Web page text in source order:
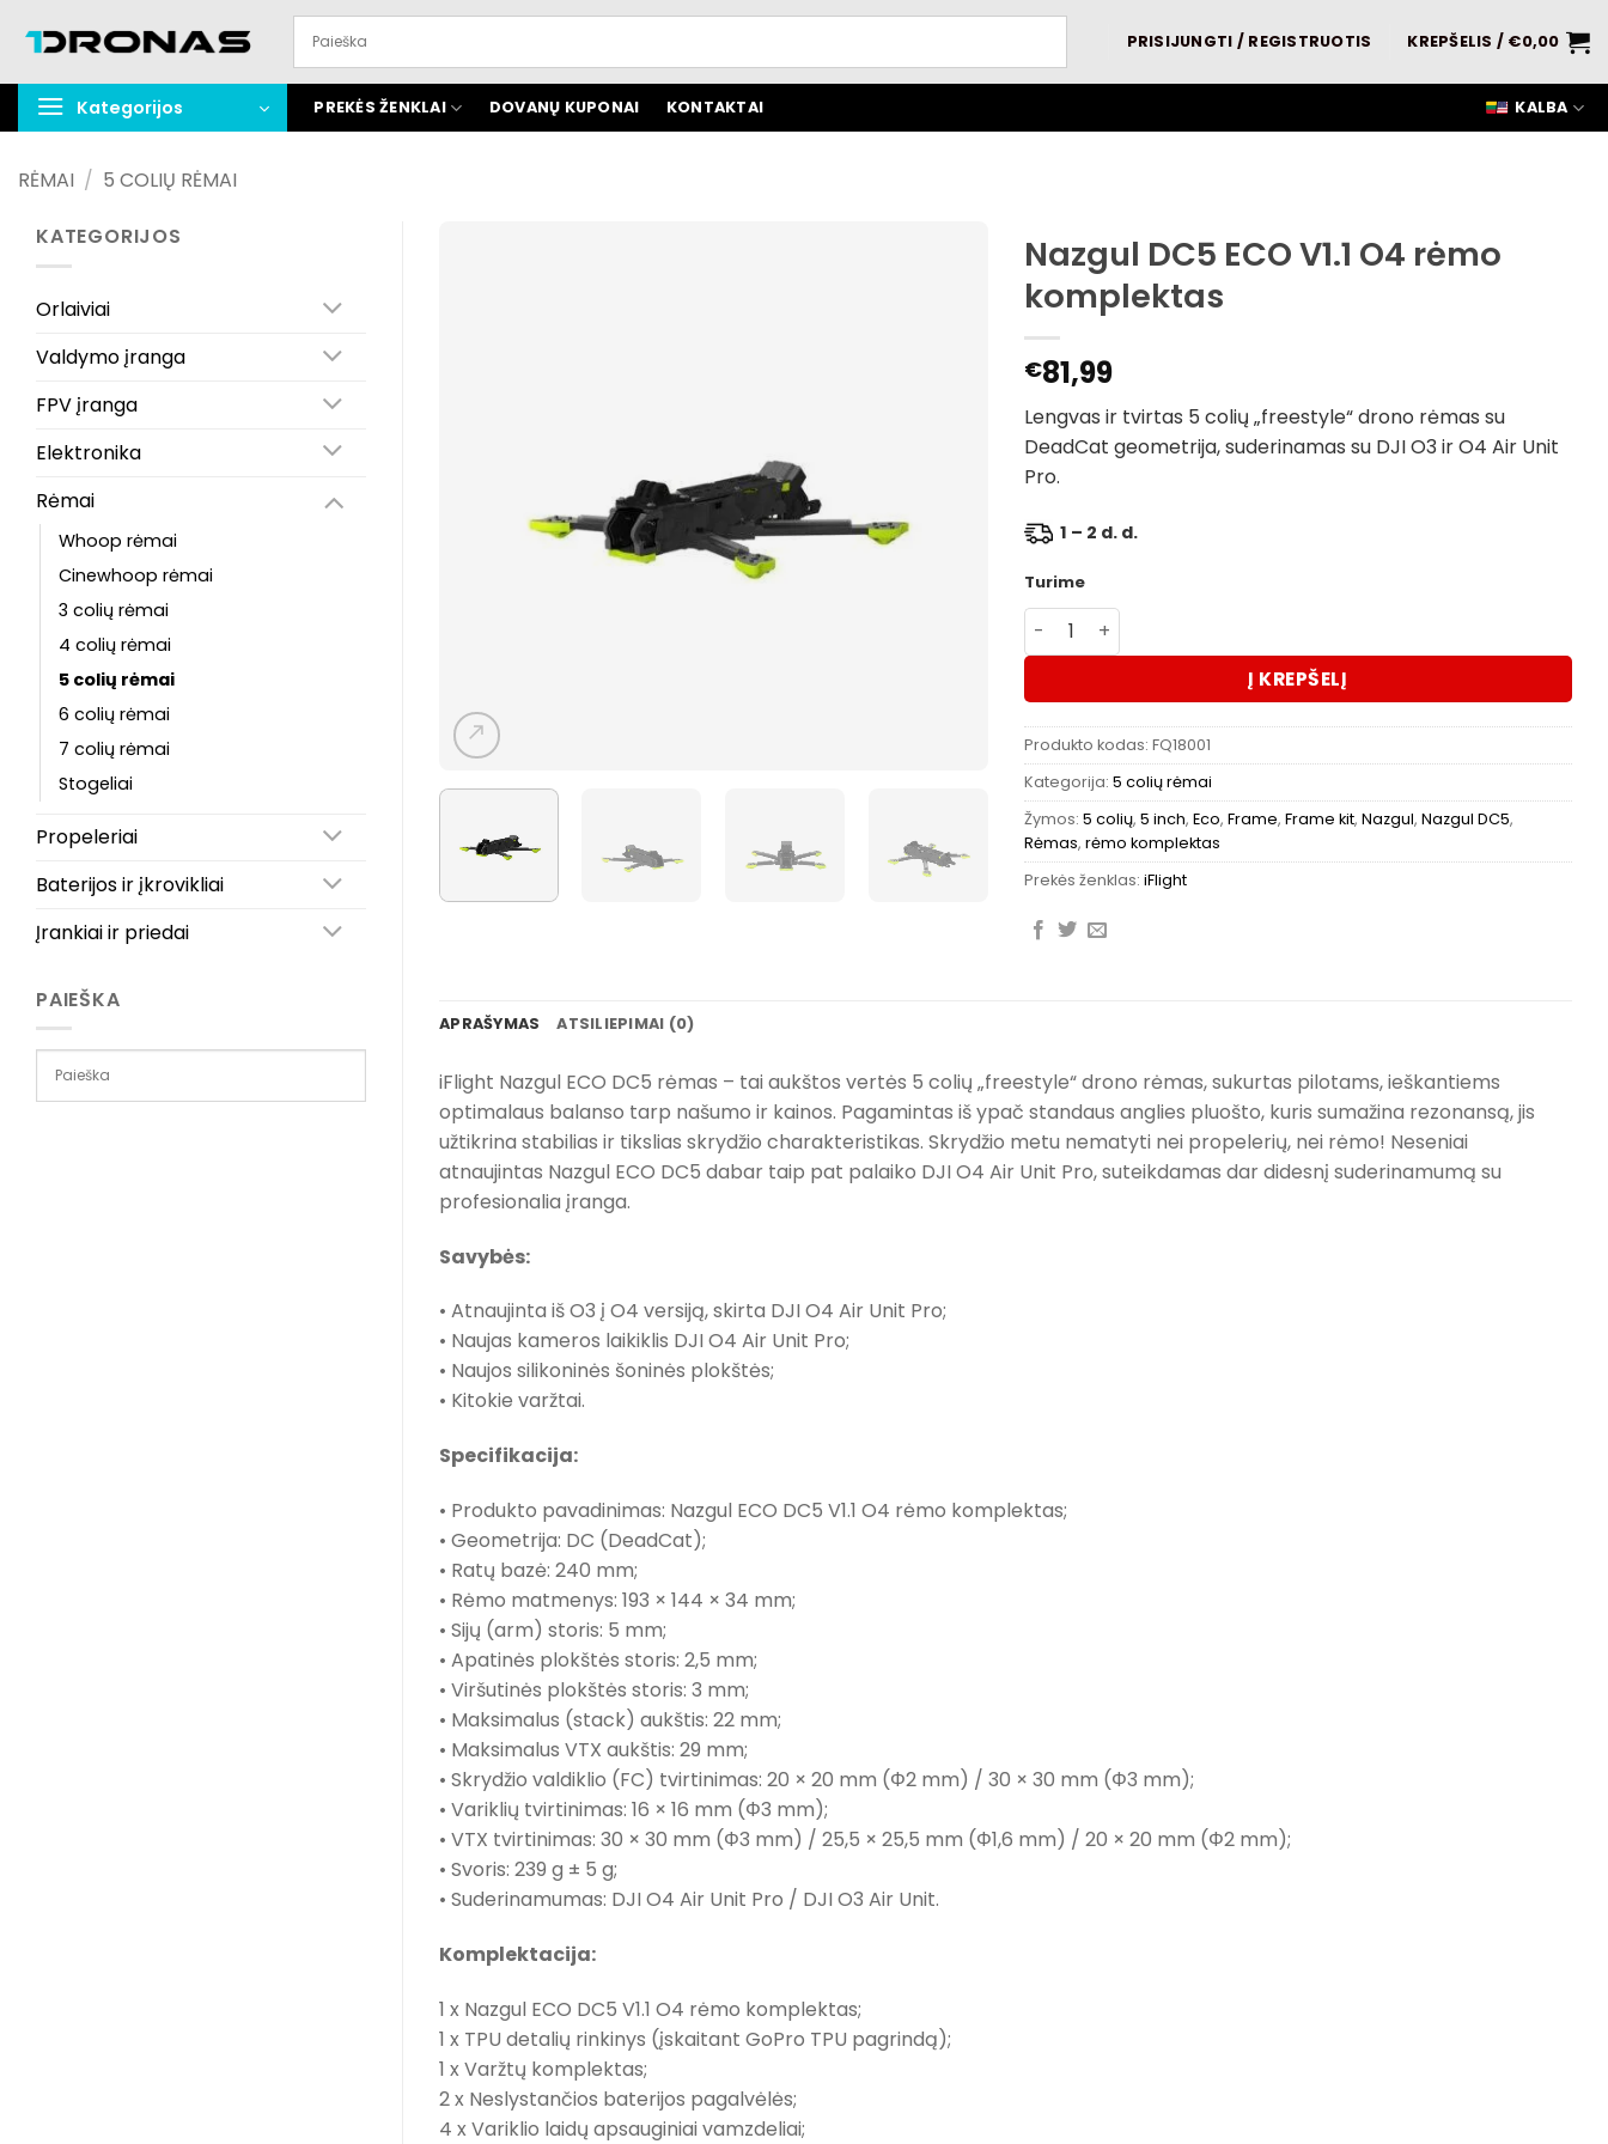
turinį
PRISIJUNGTI / REGISTRUOTIS KREPŠELIS / €0,00
Kategorijos PREKĖS ŽENKLAI DOVANŲ KUPONAI KONTAKTAI KALBA
RĖMAI / 5 COLIŲ RĖMAI
KATEGORIJOS
Orlaiviai
Valdymo įranga
FPV įranga
Elektronika
Rėmai
Whoop rėmai
Cinewhoop rėmai
3 colių rėmai
4 colių rėmai
5 colių rėmai
6 colių rėmai
7 colių rėmai
Stogeliai
Propeleriai
Baterijos ir įkrovikliai
Įrankiai ir priedai
PAIEŠKA
Nazgul DC5 ECO V1.1 O4 rėmo
komplektas
€81,99
Lengvas ir tvirtas 5 colių „freestyle“ drono rėmas su
DeadCat geometrija, suderinamas su DJI O3 ir O4 Air Unit
Pro.
1 – 2 d. d.
Turime
produkto kiekis: Nazgul DC5 ECO V1.1 O4 rėmo komplektas
Į KREPŠELĮ
Produkto kodas: FQ18001
Kategorija: 5 colių rėmai
Žymos: 5 colių, 5 inch, Eco, Frame, Frame kit, Nazgul, Nazgul DC5,
Rėmas, rėmo komplektas
Prekės ženklas: iFlight
APRAŠYMAS ATSILIEPIMAI (0)
iFlight Nazgul ECO DC5 rėmas – tai aukštos vertės 5 colių „freestyle“ drono rėmas, sukurtas pilotams, ieškantiems
optimalaus balanso tarp našumo ir kainos. Pagamintas iš ypač standaus anglies pluošto, kuris sumažina rezonansą, jis
užtikrina stabilias ir tikslias skrydžio charakteristikas. Skrydžio metu nematyti nei propelerių, nei rėmo! Neseniai
atnaujintas Nazgul ECO DC5 dabar taip pat palaiko DJI O4 Air Unit Pro, suteikdamas dar didesnį suderinamumą su
profesionalia įranga.
Savybės:
• Atnaujinta iš O3 į O4 versiją, skirta DJI O4 Air Unit Pro;
• Naujas kameros laikiklis DJI O4 Air Unit Pro;
• Naujos silikoninės šoninės plokštės;
• Kitokie varžtai.
Specifikacija:
• Produkto pavadinimas: Nazgul ECO DC5 V1.1 O4 rėmo komplektas;
• Geometrija: DC (DeadCat);
• Ratų bazė: 240 mm;
• Rėmo matmenys: 193 × 144 × 34 mm;
• Sijų (arm) storis: 5 mm;
• Apatinės plokštės storis: 2,5 mm;
• Viršutinės plokštės storis: 3 mm;
• Maksimalus (stack) aukštis: 22 mm;
• Maksimalus VTX aukštis: 29 mm;
• Skrydžio valdiklio (FC) tvirtinimas: 20 × 20 mm (Φ2 mm) / 30 × 30 mm (Φ3 mm);
• Variklių tvirtinimas: 16 × 16 mm (Φ3 mm);
• VTX tvirtinimas: 30 × 30 mm (Φ3 mm) / 25,5 × 25,5 mm (Φ1,6 mm) / 20 × 20 mm (Φ2 mm);
• Svoris: 239 g ± 5 g;
• Suderinamumas: DJI O4 Air Unit Pro / DJI O3 Air Unit.
Komplektacija:
1 x Nazgul ECO DC5 V1.1 O4 rėmo komplektas;
1 x TPU detalių rinkinys (įskaitant GoPro TPU pagrindą);
1 x Varžtų komplektas;
2 x Neslystančios baterijos pagalvėlės;
4 x Variklio laidų apsauginiai vamzdeliai;